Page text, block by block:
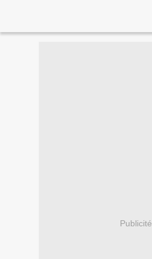
Publicité